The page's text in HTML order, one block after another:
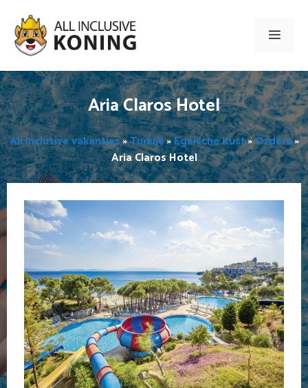
naar
inhoud
Menu
Aria Claros Hotel
All inclusive vakanties»Turkije»Egeïsche Kust»Özdere»
Aria Claros Hotel